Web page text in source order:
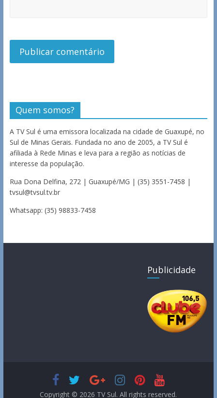
Quem somos?
A TV Sul é uma emissora localizada na cidade de Guaxupé, no
Sul de Minas Gerais. Fundada no ano de 2005, a TV Sul é
afiliada à Rede Minas e leva para a região as notícias de
interesse da população.
Rua Dona Delfina, 272 | Guaxupé/MG | (35) 3551-7458 |
tvsul@tvsul.tv.br
Whatsapp: (35) 98833-7458
Publicidade
Copyright © 2026 TV Sul. All rights reserved.